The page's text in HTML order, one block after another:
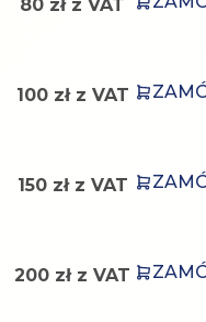
80 zł z VAT
100 zł z VAT
150 zł z VAT
200 zł z VAT